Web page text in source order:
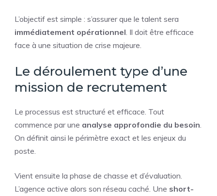
L’objectif est simple : s’assurer que le talent sera
immédiatement opérationnel. Il doit être efficace
face à une situation de crise majeure.
Le déroulement type d’une
mission de recrutement
Le processus est structuré et efficace. Tout
commence par une analyse approfondie du besoin.
On définit ainsi le périmètre exact et les enjeux du
poste.
Vient ensuite la phase de chasse et d’évaluation.
L’agence active alors son réseau caché. Une short-